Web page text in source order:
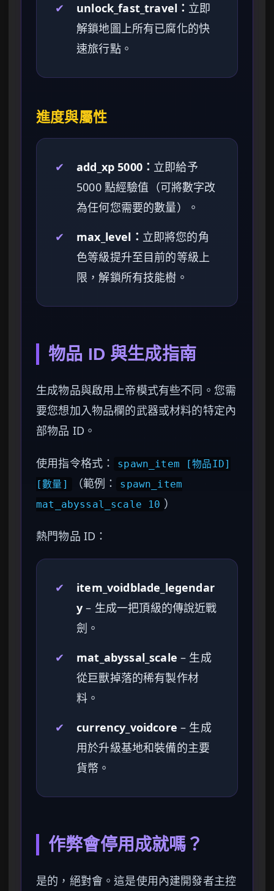
✔
unlock_fast_travel： 立即
解鎖地圖上所有已腐化的快
速旅行點。
進度與屬性
✔ add_xp 5000： 立即給予
5000 點經驗值（可將數字改
為任何您需要的數量）。
✔
max_level： 立即將您的角
色等級提升至目前的等級上
限，解鎖所有技能樹。
物品 ID 與生成指南
生成物品與啟用上帝模式有些不同。您需
要您想加入物品欄的武器或材料的特定內
部物品 ID。
使用指令格式：
spawn_item [物品ID]
[數量]
（範例：
spawn_item
mat_abyssal_scale 10 ）
熱門物品 ID：
✔
item_voidblade_legendar
y – 生成一把頂級的傳說近戰
劍。
✔
mat_abyssal_scale – 生成
從巨獸掉落的稀有製作材
料。
✔
currency_voidcore – 生成
用於升級基地和裝備的主要
貨幣。
作弊會停用成就嗎？
是的，絕對會。這是使用內建開發者主控